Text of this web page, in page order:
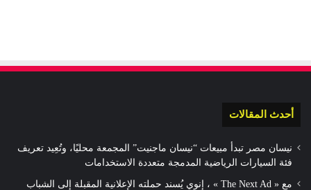
أحدث المقالات
نيسان مصر تبدأ مبيعات “نيسان ماجنيت” المجمعة محليًا، وتُعِيد تعريف
فئة السيارات الرياضية المدمجة متعددة الاستخدامات
مع « The Next Ad » ، إنوي يُسند حملته الإعلانية المقبلة إلى الشباب